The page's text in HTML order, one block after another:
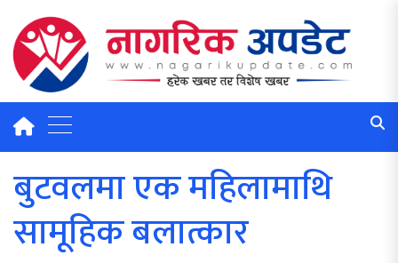
बुटवलमा एक महिलामाथि
सामूहिक बलात्कार